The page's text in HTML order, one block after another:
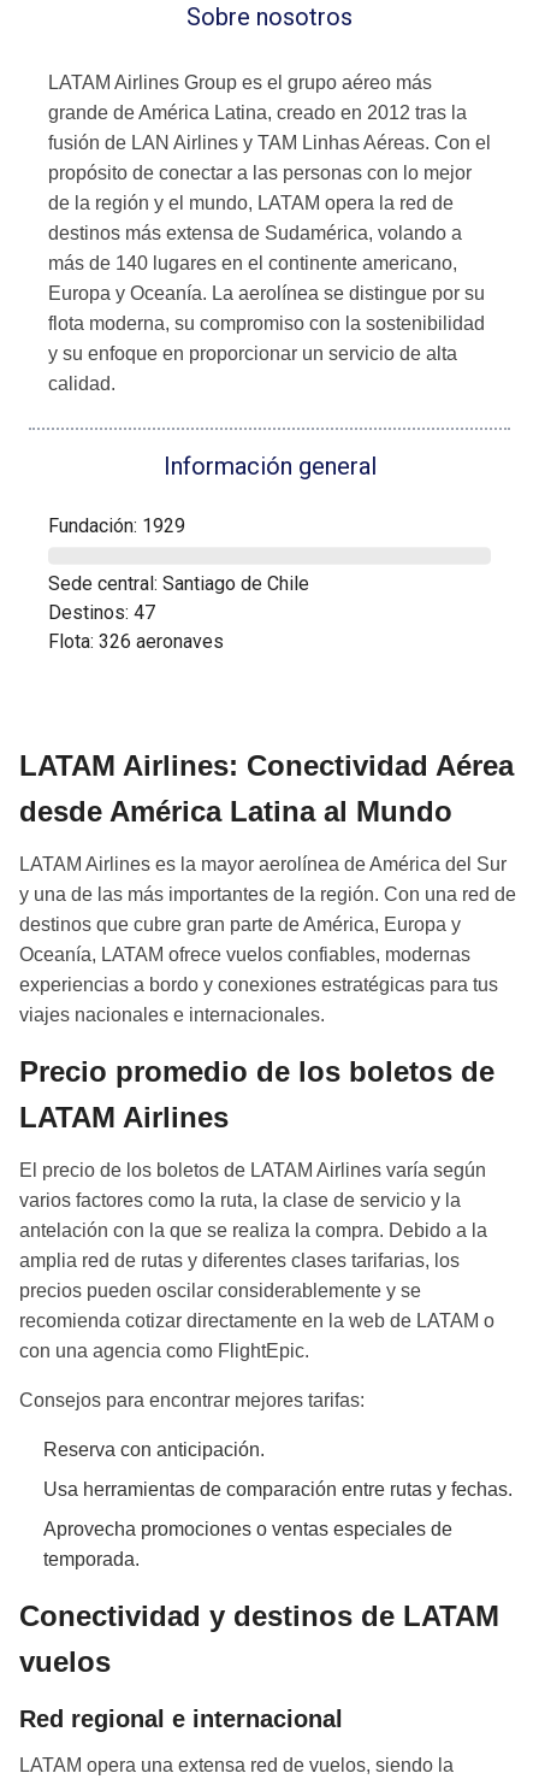
Sobre nosotros
LATAM Airlines Group es el grupo aéreo más
grande de América Latina, creado en 2012 tras la
fusión de LAN Airlines y TAM Linhas Aéreas. Con el
propósito de conectar a las personas con lo mejor
de la región y el mundo, LATAM opera la red de
destinos más extensa de Sudamérica, volando a
más de 140 lugares en el continente americano,
Europa y Oceanía. La aerolínea se distingue por su
flota moderna, su compromiso con la sostenibilidad
y su enfoque en proporcionar un servicio de alta
calidad.
Información general
Fundación: 1929
Sede central: Santiago de Chile
Destinos: 47
Flota: 326 aeronaves
LATAM Airlines: Conectividad Aérea
desde América Latina al Mundo
LATAM Airlines es la mayor aerolínea de América del Sur
y una de las más importantes de la región. Con una red de
destinos que cubre gran parte de América, Europa y
Oceanía, LATAM ofrece vuelos confiables, modernas
experiencias a bordo y conexiones estratégicas para tus
viajes nacionales e internacionales.
Precio promedio de los boletos de
LATAM Airlines
El precio de los boletos de LATAM Airlines varía según
varios factores como la ruta, la clase de servicio y la
antelación con la que se realiza la compra. Debido a la
amplia red de rutas y diferentes clases tarifarias, los
precios pueden oscilar considerablemente y se
recomienda cotizar directamente en la web de LATAM o
con una agencia como FlightEpic.
Consejos para encontrar mejores tarifas:
Reserva con anticipación.
Usa herramientas de comparación entre rutas y fechas.
Aprovecha promociones o ventas especiales de
temporada.
Conectividad y destinos de LATAM
vuelos
Red regional e internacional
LATAM opera una extensa red de vuelos, siendo la